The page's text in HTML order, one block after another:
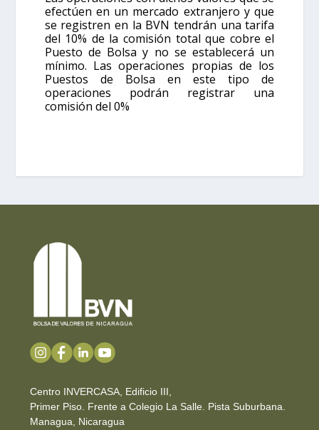
efectúen en un mercado extranjero y que
se registren en la BVN tendrán una tarifa
del 10% de la comisión total que cobre el
Puesto de Bolsa y no se establecerá un
mínimo. Las operaciones propias de los
Puestos de Bolsa en este tipo de
operaciones podrán registrar una
comisión del 0%
Centro INVERCASA, Edificio III,
Primer Piso. Frente a Colegio La Salle. Pista Suburbana.
Managua, Nicaragua